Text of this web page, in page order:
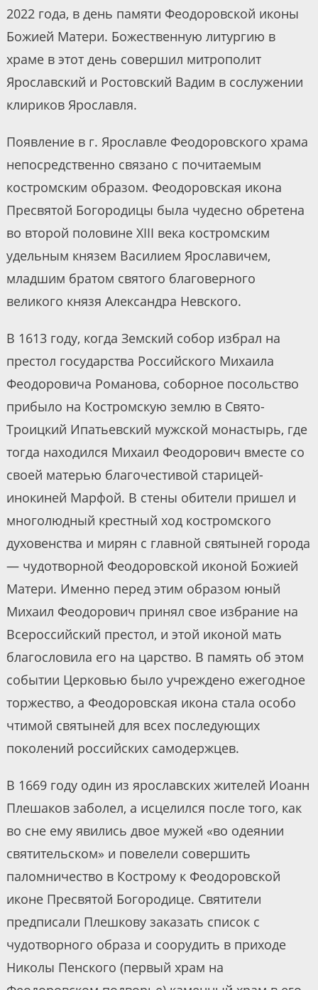
2022 года, в день памяти Феодоровской иконы
Божией Матери. Божественную литургию в
храме в этот день совершил митрополит
Ярославский и Ростовский Вадим в сослужении
клириков Ярославля.
Появление в г. Ярославле Феодоровского храма
непосредственно связано с почитаемым
костромским образом. Феодоровская икона
Пресвятой Богородицы была чудесно обретена
во второй половине XIII века костромским
удельным князем Василием Ярославичем,
младшим братом святого благоверного
великого князя Александра Невского.
В 1613 году, когда Земский собор избрал на
престол государства Российского Михаила
Феодоровича Романова, соборное посольство
прибыло на Костромскую землю в Свято-
Троицкий Ипатьевский мужской монастырь, где
тогда находился Михаил Феодорович вместе со
своей матерью благочестивой старицей-
инокиней Марфой. В стены обители пришел и
многолюдный крестный ход костромского
духовенства и мирян с главной святыней города
— чудотворной Феодоровской иконой Божией
Матери. Именно перед этим образом юный
Михаил Феодорович принял свое избрание на
Всероссийский престол, и этой иконой мать
благословила его на царство. В память об этом
событии Церковью было учреждено ежегодное
торжество, а Феодоровская икона стала особо
чтимой святыней для всех последующих
поколений российских самодержцев.
В 1669 году один из ярославских жителей Иоанн
Плешаков заболел, а исцелился после того, как
во сне ему явились двое мужей «во одеянии
святительском» и повелели совершить
паломничество в Кострому к Феодоровской
иконе Пресвятой Богородице. Святители
предписали Плешкову заказать список с
чудотворного образа и соорудить в приходе
Николы Пенского (первый храм на